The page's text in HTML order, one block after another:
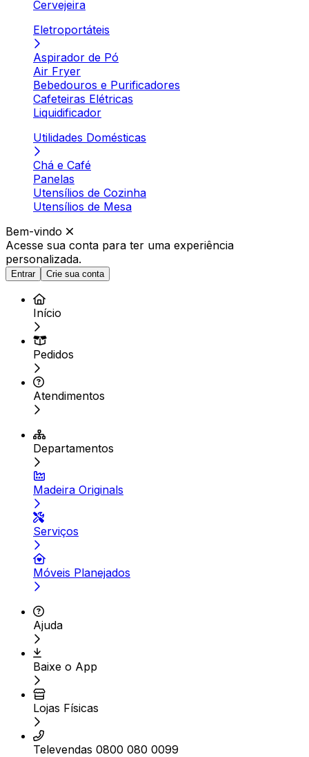
Cervejeira
Eletroportáteis
Aspirador de Pó
Air Fryer
Bebedouros e Purificadores
Cafeteiras Elétricas
Liquidificador
Utilidades Domésticas
Chá e Café
Panelas
Utensílios de Cozinha
Utensílios de Mesa
Bem-vindo
Acesse sua conta para ter uma experiência
personalizada.
Entrar Crie sua conta
Início
Pedidos
Atendimentos
Departamentos
Madeira Originals
Serviços
Móveis Planejados
Ajuda
Baixe o App
Lojas Físicas
Televendas 0800 080 0099